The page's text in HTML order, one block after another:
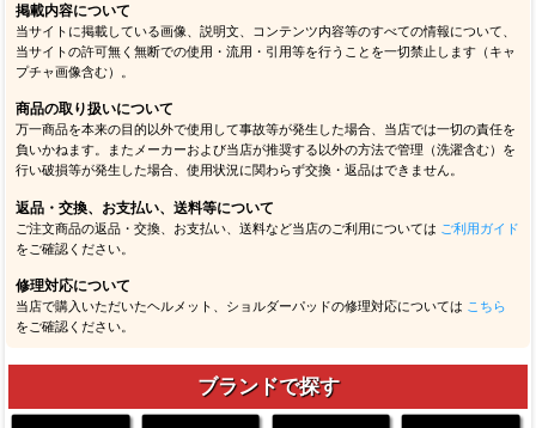
掲載内容について
当サイトに掲載している画像、説明文、コンテンツ内容等のすべての情報について、
当サイトの許可無く無断での使用・流用・引用等を行うことを一切禁止します（キャ
プチャ画像含む）。
商品の取り扱いについて
万一商品を本来の目的以外で使用して事故等が発生した場合、当店では一切の責任を
負いかねます。またメーカーおよび当店が推奨する以外の方法で管理（洗濯含む）を
行い破損等が発生した場合、使用状況に関わらず交換・返品はできません。
返品・交換、お支払い、送料等について
ご注文商品の返品・交換、お支払い、送料など当店のご利用については ご利用ガイド
をご確認ください。
修理対応について
当店で購入いただいたヘルメット、ショルダーパッドの修理対応については こちら
をご確認ください。
ブランドで探す